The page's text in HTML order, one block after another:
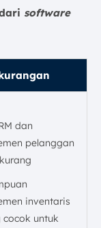
software
dan
pelanggan
inventaris
cocok untuk